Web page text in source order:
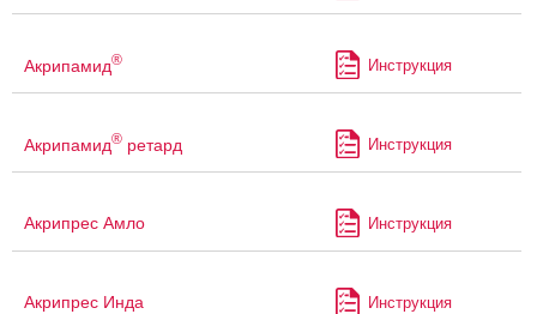
Акрипамид® Инструкция
Акрипамид® ретард Инструкция
Акрипрес Амло Инструкция
Акрипрес Инда Инструкция